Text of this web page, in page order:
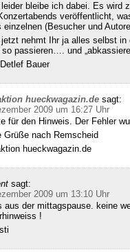
bleibe ich dabei. Es wird
veröffentlicht,
einzelnen (Besucher und
nehmt Ihr ja alles selbst
so passieren…. und
Bauer
hueckwagazin.de sagt:
2009 um 16:27 Uhr
für den Hinweis. Der Fehler
Grüße nach Remscheid
hueckwagazin.de
sagt:
2009 um 13:10 Uhr
aus der mittagspause. keine
!